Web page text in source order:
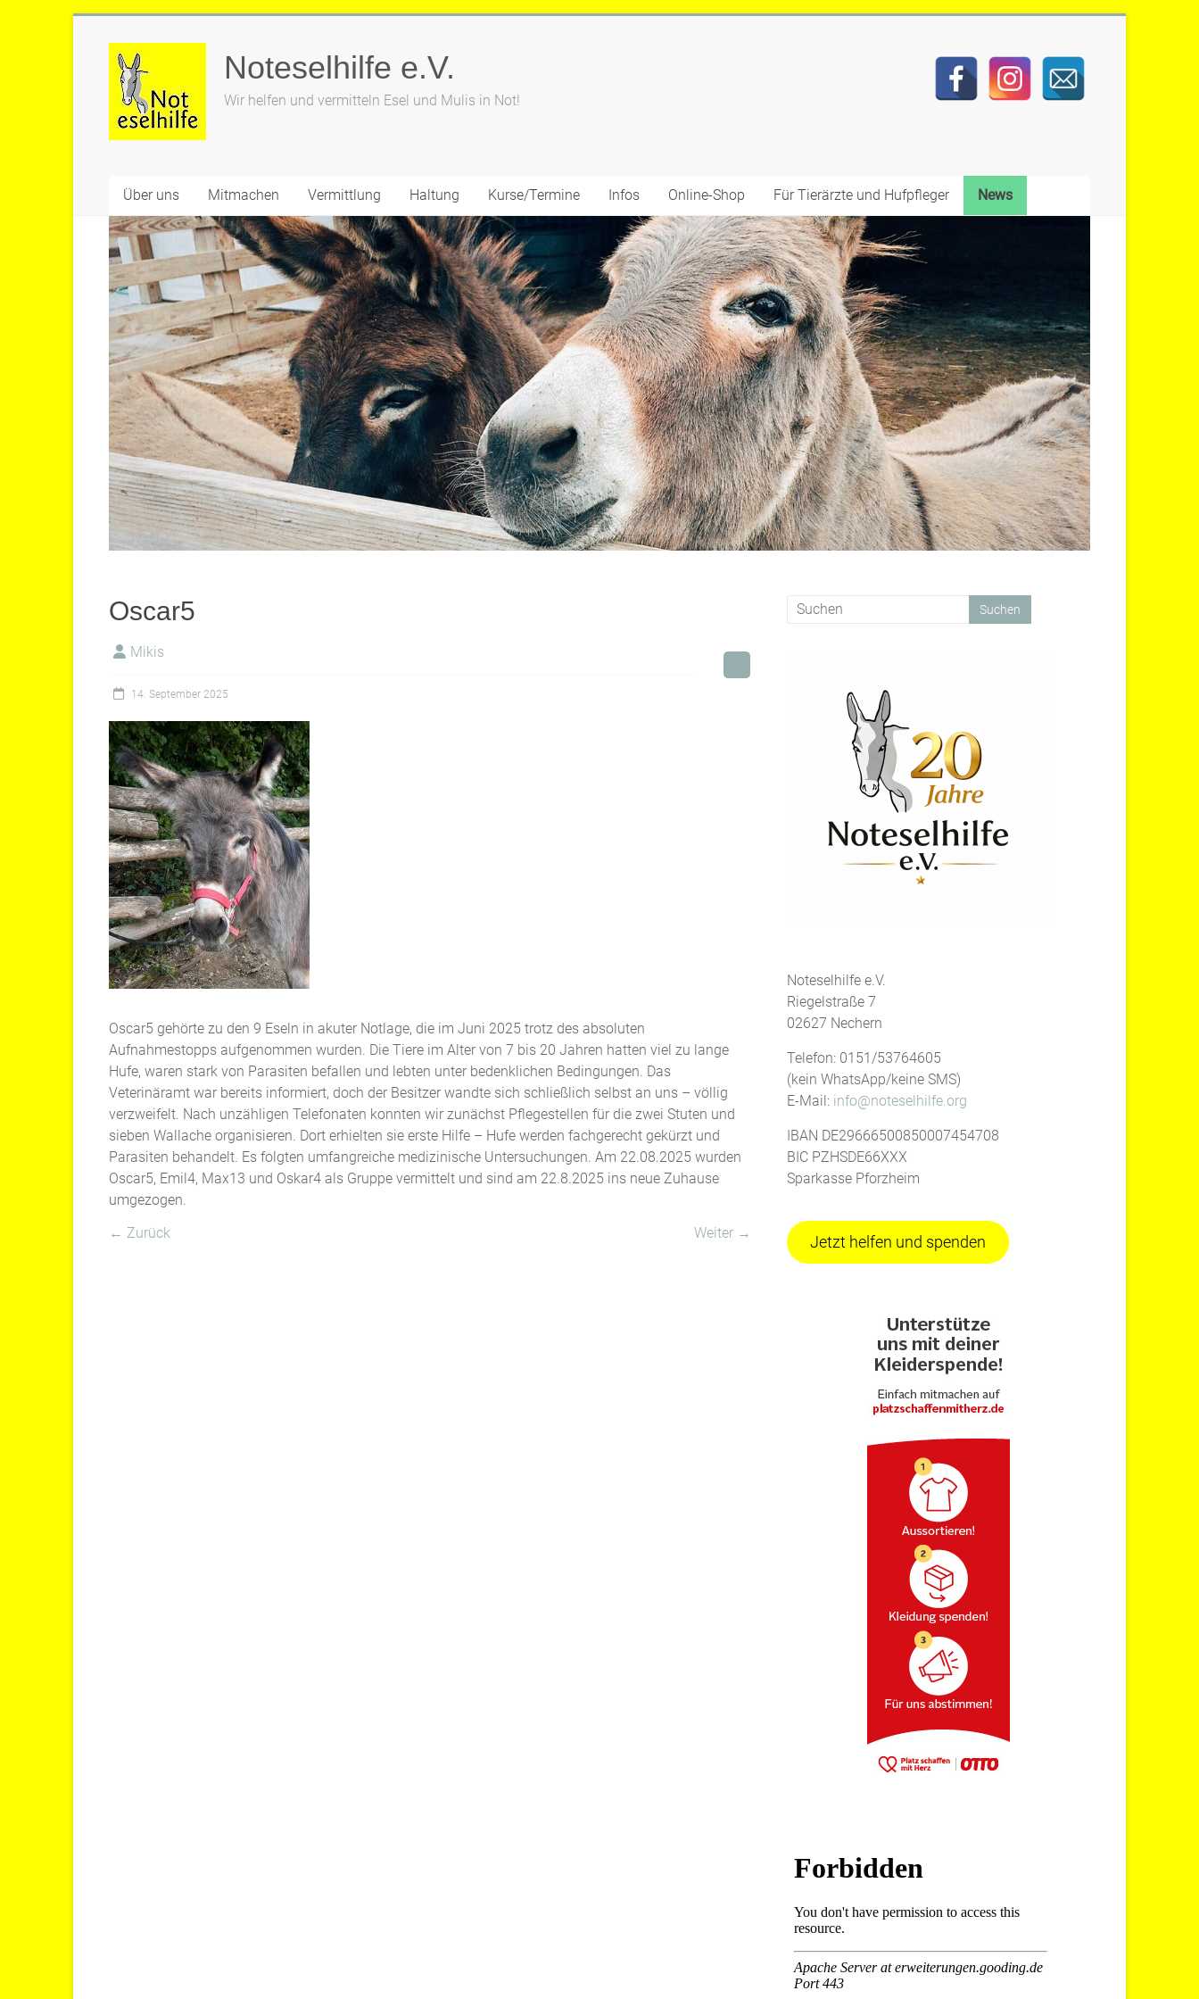
springen
Noteselhilfe e.V.
Wir helfen und vermitteln Esel und Mulis in Not!
Über uns Mitmachen Vermittlung Haltung Kurse/Termine Infos Online-Shop Für Tierärzte und Hufpfleger News
Oscar5
Mikis
14. September 2025
Oscar5 gehörte zu den 9 Eseln in akuter Notlage, die im Juni 2025 trotz des absoluten
Aufnahmestopps aufgenommen wurden. Die Tiere im Alter von 7 bis 20 Jahren hatten viel zu lange
Hufe, waren stark von Parasiten befallen und lebten unter bedenklichen Bedingungen. Das
Veterinäramt war bereits informiert, doch der Besitzer wandte sich schließlich selbst an uns – völlig
verzweifelt. Nach unzähligen Telefonaten konnten wir zunächst Pflegestellen für die zwei Stuten und
sieben Wallache organisieren. Dort erhielten sie erste Hilfe – Hufe werden fachgerecht gekürzt und
Parasiten behandelt. Es folgten umfangreiche medizinische Untersuchungen. Am 22.08.2025 wurden
Oscar5, Emil4, Max13 und Oskar4 als Gruppe vermittelt und sind am 22.8.2025 ins neue Zuhause
umgezogen.
← Zurück
Weiter →
Noteselhilfe e.V.
Riegelstraße 7
02627 Nechern
Telefon: 0151/53764605
(kein WhatsApp/keine SMS)
E-Mail: info@noteselhilfe.org
IBAN DE29666500850007454708
BIC PZHSDE66XXX
Sparkasse Pforzheim
Jetzt helfen und spenden